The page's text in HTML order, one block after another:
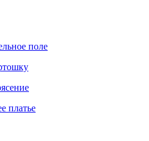
поле
платье